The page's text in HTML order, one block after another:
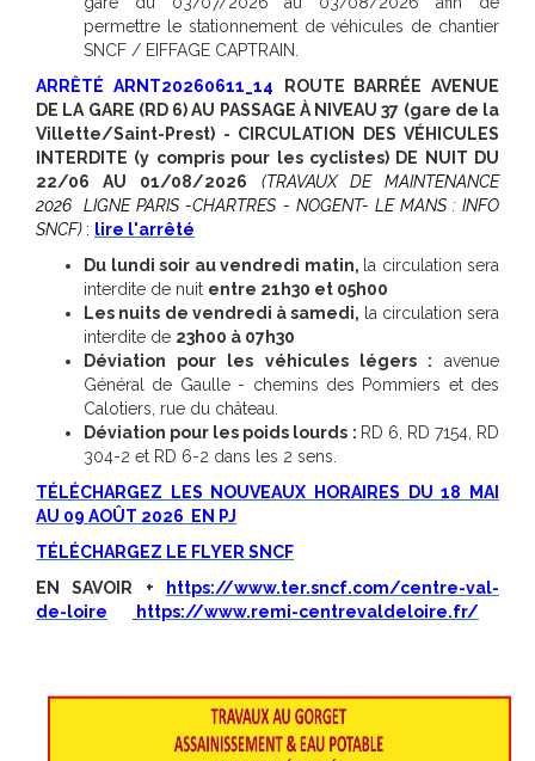
permettre le stationnement de véhicules de chantier
SNCF / EIFFAGE CAPTRAIN.
ARRÊTÉ ARNT20260611_14
ROUTE BARRÉE AVENUE
DE LA GARE (RD 6) AU PASSAGE À NIVEAU 37 (gare de la
Villette/Saint-Prest) - CIRCULATION DES VÉHICULES
INTERDITE (y compris pour les cyclistes) DE NUIT DU
22/06 AU 01/08/2026 (TRAVAUX DE MAINTENANCE
2026 LIGNE PARIS -CHARTRES - NOGENT- LE MANS : INFO
SNCF) : lire l'arrêté
Du lundi soir au vendredi matin, la circulation sera
interdite de nuit entre 21h30 et 05h00
Les nuits de vendredi à samedi, la circulation sera
interdite de 23h00 à 07h30
Déviation pour les véhicules légers : avenue
Général de Gaulle - chemins des Pommiers et des
Calotiers, rue du château.
Déviation pour les poids lourds : RD 6, RD 7154, RD
304-2 et RD 6-2 dans les 2 sens.
TÉLÉCHARGEZ LES NOUVEAUX HORAIRES DU 18 MAI
AU 09 AOÛT 2026 EN PJ
TÉLÉCHARGEZ LE FLYER SNCF
EN SAVOIR +
https://www.ter.sncf.com/centre-val-
de-loire
https://www.remi-centrevaldeloire.fr/